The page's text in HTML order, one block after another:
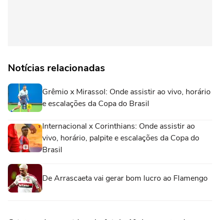
Notícias relacionadas
Grêmio x Mirassol: Onde assistir ao vivo, horário
e escalações da Copa do Brasil
Internacional x Corinthians: Onde assistir ao
vivo, horário, palpite e escalações da Copa do
Brasil
De Arrascaeta vai gerar bom lucro ao Flamengo